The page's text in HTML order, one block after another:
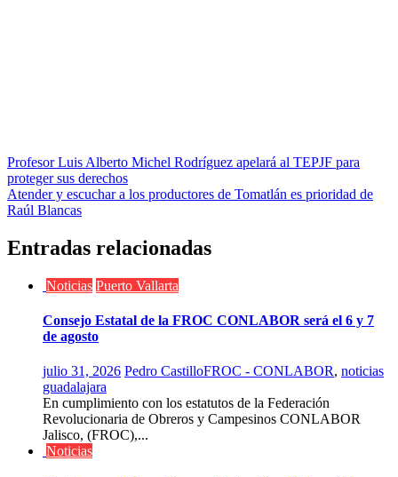
Navegación
de
entradas
Profesor Luis Alberto Michel Rodríguez apelará al TEPJF para
proteger sus derechos
Atender y escuchar a los productores de Tomatlán es prioridad de
Raúl Blancas
Entradas relacionadas
Noticias Puerto Vallarta
Consejo Estatal de la FROC CONLABOR será el 6 y 7
de agosto
julio 31, 2026 Pedro CastilloFROC - CONLABOR, noticias
guadalajara
En cumplimiento con los estatutos de la Federación
Revolucionaria de Obreros y Campesinos CONLABOR
Jalisco, (FROC),...
Noticias